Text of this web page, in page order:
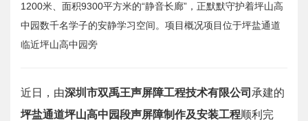
1200米、面积9300平方米的“静音长廊”，正默默守护着坪山高
中园数千名学子的安静学习空间。项目概况项目位于坪盐通道
临近坪山高中园旁
近日，由深圳市双禹王声屏障工程技术有限公司 承建的
坪盐通道坪山高中园段声屏障制作及安装工程顺利完